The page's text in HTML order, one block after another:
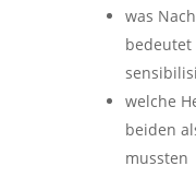
was
bedeutet
welche
beiden
mussten